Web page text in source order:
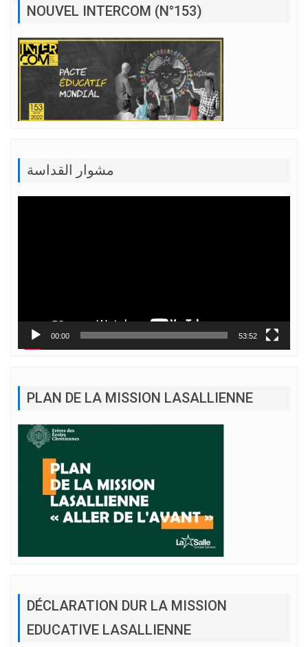
NOUVEL INTERCOM (N°153)
مشوار القداسة
00:00 53:52
PLAN DE LA MISSION LASALLIENNE
DÉCLARATION DUR LA MISSION
EDUCATIVE LASALLIENNE